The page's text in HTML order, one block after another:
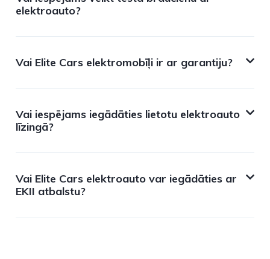
elektroauto?
Vai Elite Cars elektromobīļi ir ar garantiju?
Vai iespējams iegādāties lietotu elektroauto
līzingā?
Vai Elite Cars elektroauto var iegādāties ar
EKII atbalstu?